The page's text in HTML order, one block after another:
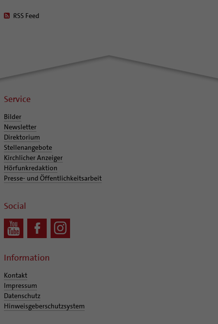
RSS Feed
Service
Bilder
Newsletter
Direktorium
Stellenangebote
Kirchlicher Anzeiger
Hörfunkredaktion
Presse- und Öffentlichkeitsarbeit
Social
Information
Kontakt
Impressum
Datenschutz
Hinweisgeberschutzsystem